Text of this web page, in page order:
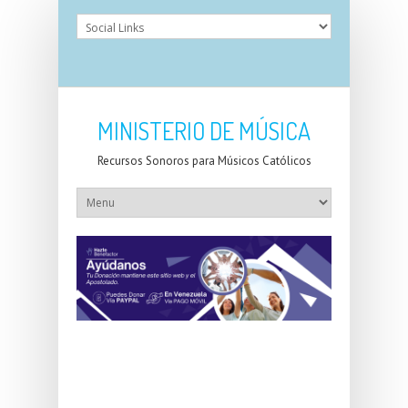
MINISTERIO DE MÚSICA
Recursos Sonoros para Músicos Católicos